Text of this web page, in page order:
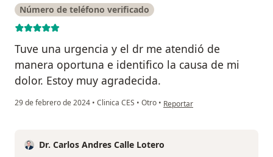
Número de teléfono verificado
Tuve una urgencia y el dr me atendió de
manera oportuna e identifico la causa de mi
dolor. Estoy muy agradecida.
29 de febrero de 2024 • Clinica CES • Otro • en opinión del usuario María
Reportar
Dr. Carlos Andres Calle Lotero